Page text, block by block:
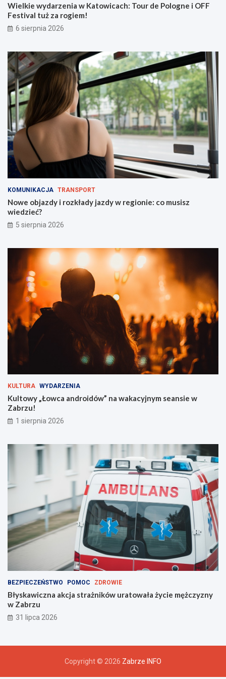
w
i
c
a
h
:
T
o
u
r
d
e
P
o
l
o
n
e
O
F
F
v
u
ż
z
i
e
m
!
z
d
y
w
e
g
i
o
n
i
e
:
c
o
m
u
i
s
w
i
e
?
Wielkie wydarzenia w Katowicach: Tour de Pologne i OFF
Festival tuż za rogiem!
6 sierpnia 2026
KOMUNIKACJA TRANSPORT
Nowe objazdy i rozkłady jazdy w regionie: co musisz
wiedzieć?
5 sierpnia 2026
KULTURA WYDARZENIA
Kultowy „Łowca androidów” na wakacyjnym seansie w
Zabrzu!
1 sierpnia 2026
BEZPIECZEŃSTWO POMOC ZDROWIE
Błyskawiczna akcja strażników uratowała życie mężczyzny
w Zabrzu
31 lipca 2026
Copyright © 2026 Zabrze INFO